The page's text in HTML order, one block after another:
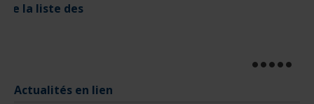
Le salon nautique de Paris de retour en 2025